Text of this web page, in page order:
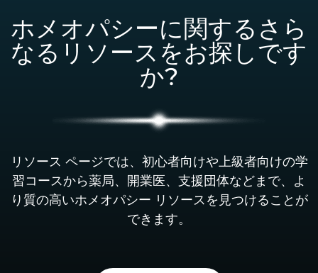
ホメオパシーに関するさら
なるリソースをお探しです
か?
リソース ページでは、初心者向けや上級者向けの学
習コースから薬局、開業医、支援団体などまで、よ
り質の高いホメオパシー リソースを見つけることが
できます。